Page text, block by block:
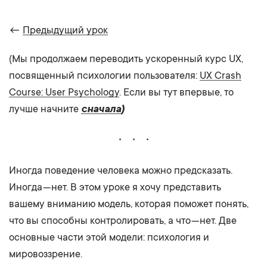
← Предыдущий урок
(Мы продолжаем переводить ускоренный курс UX,
посвященный психологии пользователя: UX Crash
Course: User Psychology. Если вы тут впервые, то
лучше начните сначала)
Иногда поведение человека можно предсказать.
Иногда — нет. В этом уроке я хочу представить
вашему вниманию модель, которая поможет понять,
что вы способны контролировать, а что — нет. Две
основные части этой модели: психология и
мировоззрение.